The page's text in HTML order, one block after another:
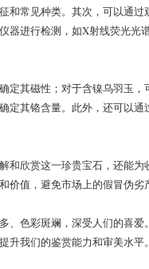
和常见种类。其次，可以通
器进行检测，如X射线荧光光
定其磁性；对于含镍乌羽玉
定其铬含量。此外，还可以
和欣赏这一珍贵宝石，还能
价值，避免市场上的假冒伪劣
、色彩斑斓，深受人们的喜
升我们的鉴赏能力和审美水